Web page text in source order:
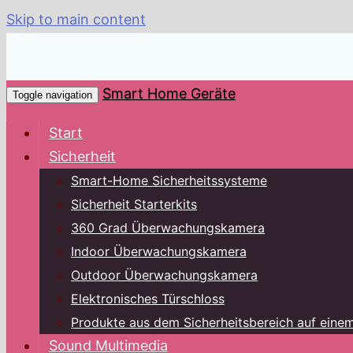
Skip to main content
Toggle navigation Smart Home Geräte
Start
Sicherheit
Smart-Home Sicherheitssysteme
Sicherheit Starterkits
360 Grad Überwachungskamera
Indoor Überwachungskamera
Outdoor Überwachungskamera
Elektronisches Türschloss
Produkte aus dem Sicherheitsbereich auf
Sound Multimedia